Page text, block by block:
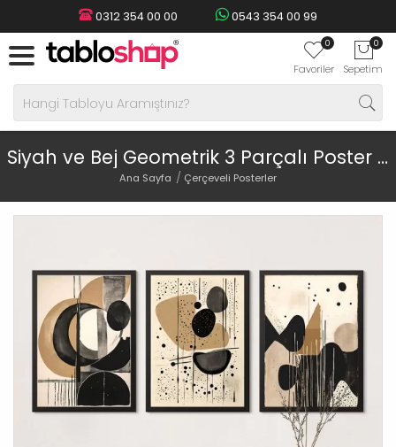
0312 354 00 00 0543 354 00 99
0
Favoriler
0
Sepetim
Siyah ve Bej Geometrik 3 Parçalı Poster Seti
Ana Sayfa Çerçeveli Posterler